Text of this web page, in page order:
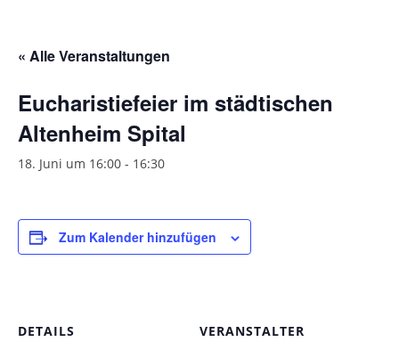
Kirchen
Münstergalerie
Kirchenrenovierung
Pfarrzentrum
Geschichte
« Alle Veranstaltungen
Eucharistiefeier im städtischen
Altenheim Spital
18. Juni um 16:00 - 16:30
Zum Kalender hinzufügen
DETAILS VERANSTALTER